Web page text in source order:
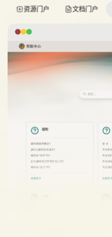
资源门户 文档门户